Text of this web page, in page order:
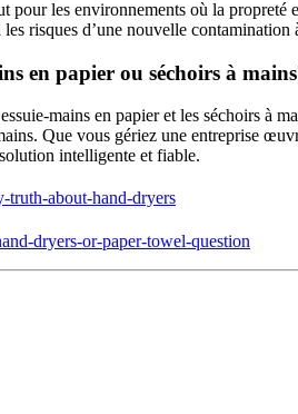
pour les environnements où la
risques d’une nouvelle contamination
en papier ou séchoirs à
mains en papier et les séchoirs à
Que vous gériez une entreprise
intelligente et fiable.
truth-about-hand-dryers
dryers-or-paper-towel-question